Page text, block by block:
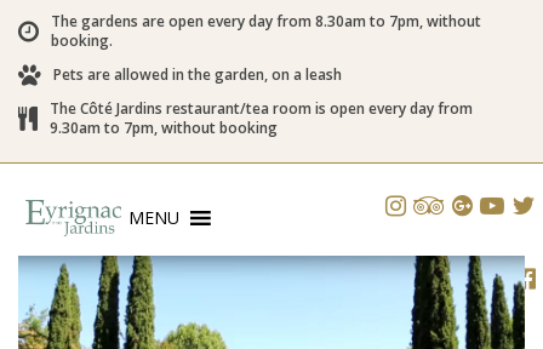
The gardens are open every day from 8.30am to 7pm, without
booking.
Pets are allowed in the garden, on a leash
The Côté Jardins restaurant/tea room is open every day from
9.30am to 7pm, without booking
MENU